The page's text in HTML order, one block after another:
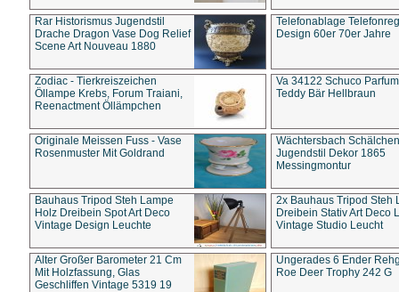
Rar Historismus Jugendstil
Drache Dragon Vase Dog Relief
Scene Art Nouveau 1880
Telefonablage
Design 60er 70er Jahre
Zodiac - Tierkreiszeichen
Öllampe Krebs, Forum Traiani,
Reenactment Öllämpchen
Va 34122 Schuco
Teddy Bär Hellbraun
Originale Meissen Fuss - Vase
Rosenmuster Mit Goldrand
Wächtersbach Schälchen
Jugendstil Dekor 1865
Messingmontur
Bauhaus Tripod Steh Lampe
Holz Dreibein Spot Art Deco
Vintage Design Leuchte
2x Bauhaus Tripod Steh
Dreibein Stativ Art Deco
Vintage Studio Leucht
Alter Großer Barometer 21 Cm
Mit Holzfassung, Glas
Geschliffen Vintage 5319 19
Ungerades 6 Ender
Roe Deer Trophy 242 G